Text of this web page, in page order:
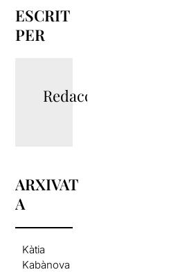
ESCRIT
PER
Redacció
ARXIVAT
A
Kàtia
Kabànova